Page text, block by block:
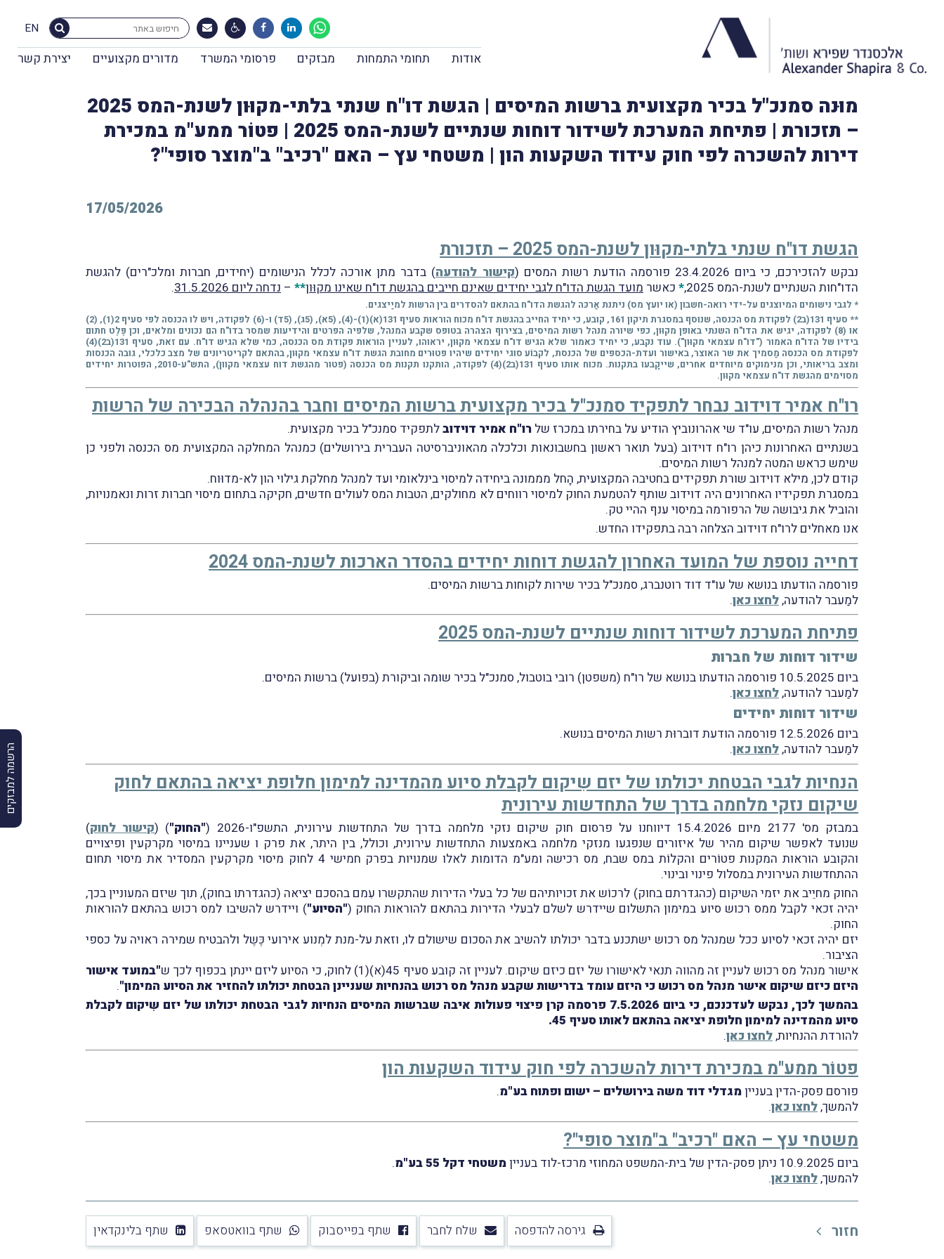
EN
אודות תחומי התמחות מבזקים פרסומי המשרד מדורים מקצועיים יצירת קשר
הרשמה למבזקים
מוּנה סמנכ"ל בכיר מקצועית ברשות המיסים | הגשת דו"ח שנתי בלתי-מקוּון לשנת-המס 2025
– תזכורת | פתיחת המערכת לשידור דוחות שנתיים לשנת-המס 2025 | פטוֹר ממע"מ במכירת
דירות להשכרה לפי חוק עידוד השקעות הון | משטחי עץ – האם "רכיב" ב"מוצר סופי"?
17/05/2026
הגשת דו"ח שנתי בלתי-מקוּון לשנת-המס 2025 – תזכורת
נבקש להזכירכם, כי ביום 23.4.2026 פורסמה הודעת רשות המסים ( קישור להודעה) בדבר מתן אורכה לכלל הנישומים (יחידים, חברות ומלכ"רים) להגשת
הדו"חות השנתיים לשנת-המס 2025,
* כאשר מועד הגשת הדו"ח לגבי יחידים שאינם חייבים בהגשת דו"ח שאינו מקוּון**
– נדחה ליום 31.5.2026 .
* לגבי נישומים המיוצגים על-ידי רואה-חשבון (או יועץ מס) ניתנת אַרכּה להגשת הדו"ח בהתאם להסדרים בין הרשות למיַיצגים.
** סעיף 131(ב2) לפקודת מס הכנסה, שנוסף במסגרת תיקון 161, קובע, כי יחיד החייב בהגשת דו"ח מכוח הוראות סעיף 131(א)(1)-(4), (5א), (5ג), (5ד) ו-(6) לפקודה, ויש לו הכנסה לפי סעיף 2(1), (2)
או (8) לפקודה, יגיש את הדו"ח השנתי באופן מקוּון, כפי שיורה מנהל רשות המיסים, בצירוף הצהרה בטופס שקבע המנהל, שלפיה הפרטים והידיעות שמסר בדו"ח הם נכונים ומלאים, וכן פֶּלֶט חתום
בידיו של הדו"ח האמור ("דו"ח עצמאי מקוּון"). עוד נקבע, כי יחיד כאמור שלא הגיש דו"ח עצמאי מקוּון, יראוהו, לעניין הוראות פקודת מס הכנסה, כמי שלא הגיש דו"ח. עם זאת,
סעיף 131(ב2)(4)
לפקודת מס הכנסה מַסמיך את שר האוצר, באישור ועדת-הכספים של הכנסת, לקבוֹע סוגי יחידים שיהיו פטוּרים מחובת הגשת דו"ח עצמאי מקוּון, בהתאם לקריטריונים של מצב כלכלי, גובה הכנסות
ומצב בריאותי, וכן מנימוקים מיוחדים אחרים, שייקָבעו בתקנות. מכוח אותו סעיף 131(ב2)(4) לפקודה, הותקנו תקנות מס הכנסה (פטור מהגשת דוח עצמאי מקוון), התש"ע-2010, הפוטרות יחידים
מסוימים מהגשת דו"ח עצמאי מקוּון.
רו"ח אמיר דוידוב נבחר לתפקיד סמנכ"ל בכיר מקצועית ברשות המיסים וחבר בהנהלה הבכירה של הרשות
מנהל רשות המיסים, עו"ד שי אהרונוביץ הודיע על בחירתו במכרז של רו"ח אמיר דוידובלתפקיד סמנכ"ל בכיר מקצועית.
בשנתיים האחרונות כיהן רו"ח דוידוב (בעל תואר ראשון בחשבונאות וכלכלה מהאוניברסיטה העברית בירושלים) כמנהל המחלקה המקצועית מס הכנסה ולפני כן
שימש כראש המטה למנהל רשות המיסים.
קודם לכן, מילא דוידוב שורת תפקידים בחטיבה המקצועית, הָחל מממונה ביחידה למיסוי בינלאומי ועד למנהל מחלקת גילוי הון לא-מדוּוח.
במסגרת תפקידיו האחרונים היה דוידוב שותף להטמעת החוק למיסוי רווחים לא מחולקים, הטבות המס לעולים חדשים, חקיקה בתחום מיסוי חברות זרות ונאמנויות,
והוביל את גיבושה של הרפורמה במיסוי ענף ההיי טק.
אנו מאחלים לרו"ח דוידוב הצלחה רבה בתפקידו החדש.
דחייה נוספת של המועד האחרון להגשת דוחות יחידים בהסדר הארכות לשנת-המס 2024
פורסמה הודעתו בנושא של עו"ד דוד רוטנברג, סמנכ"ל בכיר שירות לקוחות ברשות המיסים.
למַעבר להודעה,לחצו כאן.
פתיחת המערכת לשידור דוחות שנתיים לשנת-המס 2025
שידור דוחות של חברות
ביום 10.5.2025 פורסמה הודעתו בנושא של רו"ח (משפטן) רובי בוטבול, סמנכ"ל בכיר שומה וביקורת (בפועל) ברשות המיסים.
למַעבר להודעה,לחצו כאן.
שידור דוחות יחידים
ביום 12.5.2026 פורסמה הודעת דוברוּת רשות המיסים בנושא.
למַעבר להודעה,לחצו כאן.
הנחיות לגבי הבטחת יכולתו של יזם שִיקום לקבלת סיוע מהמדינה למימון חלופת יציאה בהתאם לחוק
שיקום נזקי מלחמה בדרך של התחדשות עירונית
במבזק מס' 2177 מיום 15.4.2026 דיווחנו על פרסום חוק שיקום נזקי מלחמה בדרך של התחדשות עירונית, התשפ"ו-2026 ( "החוק") (קישור לחוק)
שנועד לאפשר שיקום מהיר של איזורים שנפגעו מנזקי מלחמה באמצעות התחדשות עירונית, וכולל, בין היתר, את פרק ו שעניינו במיסוי מקרקעין ופיצויים
והקובע הוראות המקנות פטוֹרים והקלוֹת במס שבח, מס רכישה ומע"מ הדומות לאלו שמנויות בפרק חמישי 4 לחוק מיסוי מקרקעין המסדיר את מיסוי תחום
ההתחדשות העירונית במסלול פינוי ובינוי.
החוק מחיֵיב את יזמי השיקום (כהגדרתם בחוק) לרכוֹש את זכויותיהם של כל בעלי הדירות שהתקשרו עִמם בהסכם יציאה (כהגדרתו בחוק), תוך שיזם המעוניין בכך,
יהיה זכאי לקבל ממס רכוש סיוע במימון התשלום שיידרש לשלם לבעלי הדירות בהתאם להוראות החוק ("הסיוע") ויידרש להשיבו למס רכוש בהתאם להוראות
החוק.
יזם יהיה זכאי לסיוע ככל שמנהל מס רכוש ישתכנע בדבר יכולתו להשיב את הסכום שישולם לו, וזאת על-מנת למְנוע אירועי כֶּשֶל ולהבטיח שמירה ראויה על כספי
הציבור.
אישור מנהל מס רכוש לעניין זה מהווה תנאי לאישורו של יזם כיזם שיקום. לעניין זה קובע סעיף 45(א)(1) לחוק, כי הסיוע ליזם יינתן בכפוף לכך ש
"במועד אישור
היזם כיזם שיקום אישר מנהל מס רכוש כי היזם עומד בדרישות שקבע מנהל מס רכוש בהנחיות שעניינן הבטחת יכולתו להחזיר את הסיוע המימון".
בהמשך לכך, נבקש לעדכנכם, כי ביום 7.5.2026 פרסמה קרן פיצוי פעולות איבה שברשות המיסים הנחיות לגבי הבטחת יכולתו של יזם שִיקום לקבלת
סיוע מהמדינה למימון חלופת יציאה בהתאם לאותו סעיף 45.
להורדת ההנחיות,לחצו כאן.
פטוֹר ממע"מ במכירת דירות להשכרה לפי חוק עידוד השקעות הון
פורסם פסק-הדין בענייןמגדלי דוד משה בירושלים – ישום ופתוח בע"מ.
להמשך,לחצו כאן.
משטחי עץ – האם "רכיב" ב"מוצר סופי"?
ביום 10.9.2025 ניתן פסק-הדין של בית-המשפט המחוזי מרכז-לוד בעניין משטחי דקל 55 בע"מ
.
להמשך,לחצו כאן.
חזור גירסה להדפסה שלח לחבר שתף בפייסבוק שתף בוואטסאפ שתף בלינקדאין